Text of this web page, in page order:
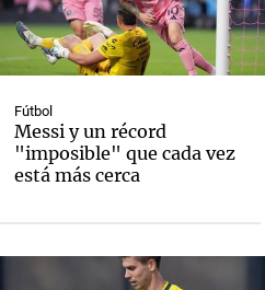
Fútbol
Messi y un récord
"imposible" que cada vez
está más cerca